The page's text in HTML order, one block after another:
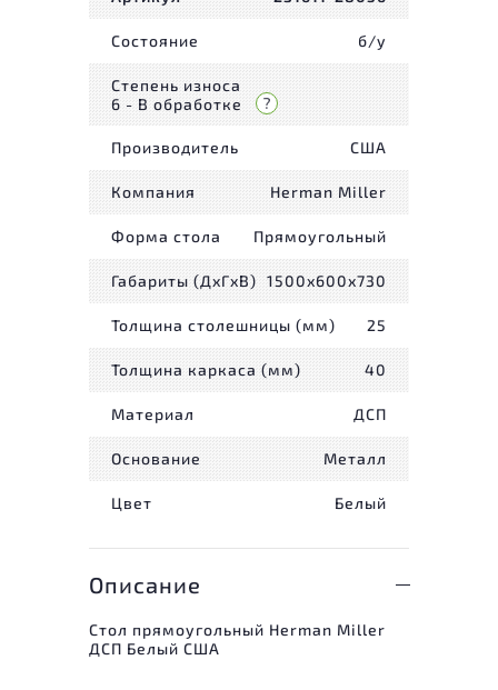
Состояние б/у
Степень износа
6 - В обработке
Производитель США
Компания Herman Miller
Форма стола Прямоугольный
Габариты (ДxГxВ) 1500x600x730
Толщина столешницы (мм) 25
Толщина каркаса (мм) 40
Материал ДСП
Основание Металл
Цвет Белый
Описание
Стол прямоугольный Herman Miller
ДСП Белый США